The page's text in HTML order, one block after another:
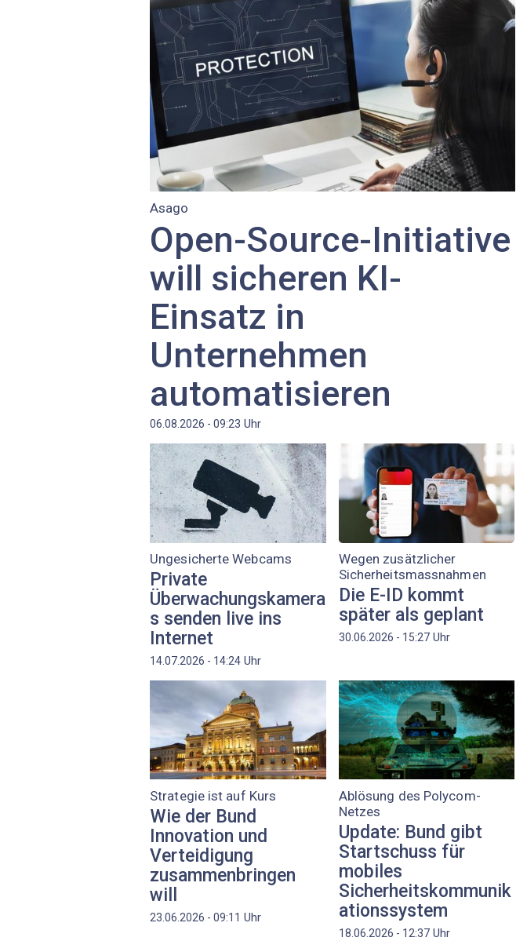
Asago
Open-Source-Initiative
will sicheren KI-
Einsatz in
Unternehmen
automatisieren
06.08.2026 - 09:23 Uhr
Ungesicherte Webcams
Private
Überwachungskamera
s senden live ins
Internet
14.07.2026 - 14:24 Uhr
Wegen zusätzlicher
Sicherheitsmassnahmen
Die E-ID kommt
später als geplant
30.06.2026 - 15:27Uhr
Strategie ist auf Kurs
Wie der Bund
Innovation und
Verteidigung
zusammenbringen
will
23.06.2026 - 09:11 Uhr
Ablösung des Polycom-
Netzes
Update: Bund gibt
Startschuss für
mobiles
Sicherheitskommunik
ationssystem
18.06.2026 - 12:37Uhr